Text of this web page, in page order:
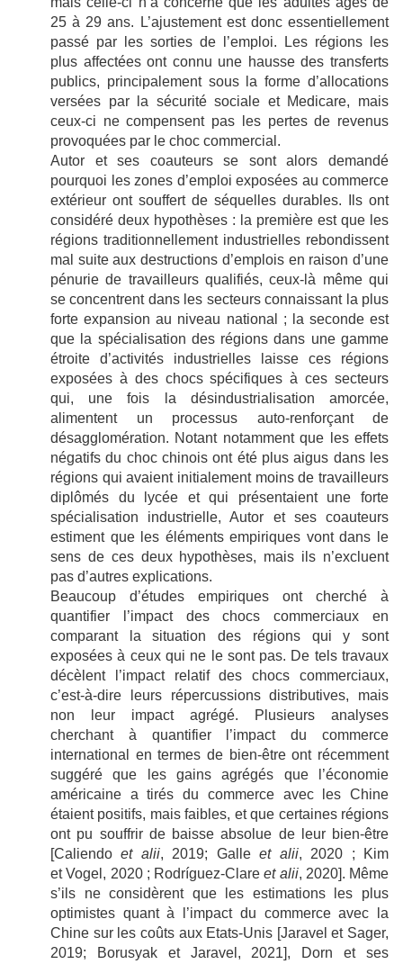
25 à 29 ans. L’ajustement est donc essentiellement
passé par les sorties de l’emploi. Les régions les
plus affectées ont connu une hausse des transferts
publics, principalement sous la forme d’allocations
versées par la sécurité sociale et Medicare, mais
ceux-ci ne compensent pas les pertes de revenus
provoquées par le choc commercial.
Autor et ses coauteurs se sont alors demandé
pourquoi les zones d’emploi exposées au commerce
extérieur ont souffert de séquelles durables. Ils ont
considéré deux hypothèses : la première est que les
régions traditionnellement industrielles rebondissent
mal suite aux destructions d’emplois en raison d’une
pénurie de travailleurs qualifiés, ceux-là même qui
se concentrent dans les secteurs connaissant la plus
forte expansion au niveau national ; la seconde est
que la spécialisation des régions dans une gamme
étroite d’activités industrielles laisse ces régions
exposées à des chocs spécifiques à ces secteurs
qui, une fois la désindustrialisation amorcée,
alimentent un processus auto-renforçant de
désagglomération. Notant notamment que les effets
négatifs du choc chinois ont été plus aigus dans les
régions qui avaient initialement moins de travailleurs
diplômés du lycée et qui présentaient une forte
spécialisation industrielle, Autor et ses coauteurs
estiment que les éléments empiriques vont dans le
sens de ces deux hypothèses, mais ils n’excluent
pas d’autres explications.
Beaucoup d’études empiriques ont cherché à
quantifier l’impact des chocs commerciaux en
comparant la situation des régions qui y sont
exposées à ceux qui ne le sont pas. De tels travaux
décèlent l’impact relatif des chocs commerciaux,
c’est-à-dire leurs répercussions distributives, mais
non leur impact agrégé. Plusieurs analyses
cherchant à quantifier l’impact du commerce
international en termes de bien-être ont récemment
suggéré que les gains agrégés que l’économie
américaine a tirés du commerce avec les Chine
étaient positifs, mais faibles, et que certaines régions
ont pu souffrir de baisse absolue de leur bien-être
[Caliendoet alii, 2019; Galleet alii, 2020 ; Kim
et Vogel, 2020 ; Rodríguez-Clareet alii, 2020]. Même
s’ils ne considèrent que les estimations les plus
optimistes quant à l’impact du commerce avec la
Chine sur les coûts aux Etats-Unis [Jaravel et Sager,
2019; Borusyak et Jaravel, 2021], Dorn et ses